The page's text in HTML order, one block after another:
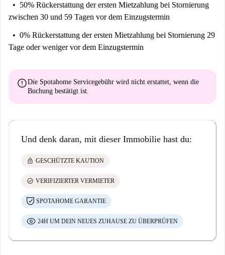
50% Rückerstattung der ersten Mietzahlung bei Stornierung
zwischen 30 und 59 Tagen vor dem Einzugstermin
0% Rückerstattung der ersten Mietzahlung bei Stornierung 29
Tage oder weniger vor dem Einzugstermin
errorDie Spotahome Servicegebühr wird nicht erstattet, wenn die
Buchung bestätigt ist.
Und denk daran, mit dieser Immobilie hast du:
lock GESCHÜTZTE KAUTION
check_circle VERIFIZIERTER VERMIETER
SPOTAHOME GARANTIE
24H UM DEIN NEUES ZUHAUSE ZU ÜBERPRÜFEN